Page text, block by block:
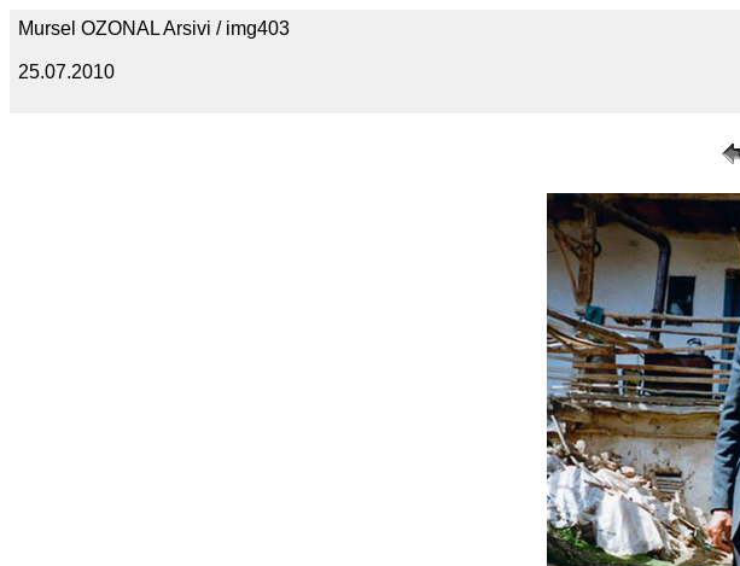
Mursel OZONAL Arsivi / img403
25.07.2010